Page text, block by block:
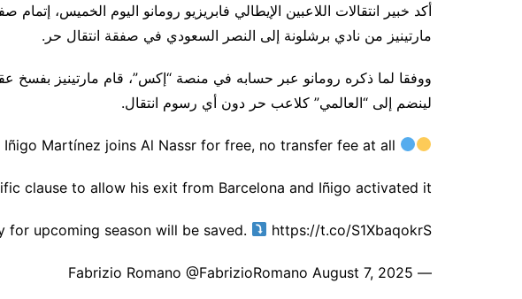
أكد خبير انتقالات اللاعبين الإيطالي فابريزيو رومانو اليوم الخميس، إتمام
مارتينيز من نادي برشلونة إلى النصر السعودي في صفقة انتقال حر.
ووفقا لما ذكره رومانو عبر حسابه في منصة “إكس”، قام مارتينيز بفسخ
لينضم إلى “العالمي” كلاعب حر دون أي رسوم انتقال.
clause to allow his exit from Barcelona and Iñigo activated it.
for upcoming season will be saved. https://t.co/S1XbaqokrS
— Fabrizio Romano @FabrizioRomano August 7, 2025